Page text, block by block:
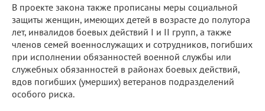
В проекте закона также прописаны меры социальной
защиты женщин, имеющих детей в возрасте до полутора
лет, инвалидов боевых действий І и ІІ групп, а также
членов семей военнослужащих и сотрудников, погибших
при исполнении обязанностей военной службы или
служебных обязанностей в районах боевых действий,
вдов погибших (умерших) ветеранов подразделений
особого риска.